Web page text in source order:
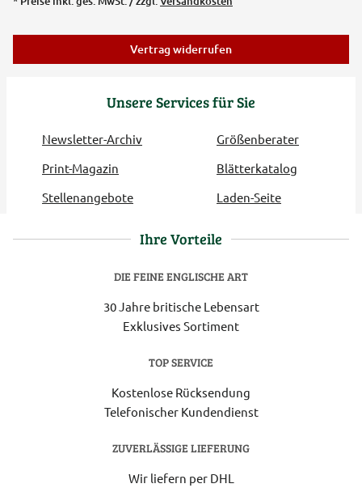
Unsere Services für Sie
Newsletter-Archiv
Größenberater
Print-Magazin
Blätterkatalog
Stellenangebote
Laden-Seite
Vertrag widerrufen
Ihre Vorteile
DIE FEINE ENGLISCHE ART
30 Jahre britische Lebensart
Exklusives Sortiment
TOP SERVICE
Kostenlose Rücksendung
Telefonischer Kundendienst
ZUVERLÄSSIGE LIEFERUNG
Wir liefern per DHL